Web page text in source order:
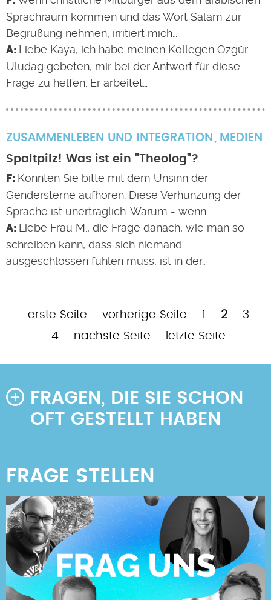
Sprachraum kommen und das Wort Salam zur
Begrüßung nehmen, irritiert mich…
Liebe Kaya, ich habe meinen Kollegen Özgür
Uludag gebeten, mir bei der Antwort für diese
Frage zu helfen. Er arbeitet…
ZUSAMMENLEBEN UND INTEGRATION
MEDIEN
Spaltpilz! Was ist ein "Theolog"?
Könnten Sie bitte mit dem Unsinn der
Gendersterne aufhören. Diese Verhunzung der
Sprache ist unerträglich. Warum - wenn…
Liebe Frau M., die Frage danach, wie man so
schreiben kann, dass sich niemand
ausgeschlossen fühlen muss, ist in der…
Seitennummerierung
Erste
Seite
erste Seite
Vorherige
Seite
vorherige Seite Page
1
Aktuelle
Seite
2 3
4
Nächste
nächste Seite
Letzte
letzte Seite
FRAGEN, DIE SIE SCHON
OFT GESTELLT HABEN